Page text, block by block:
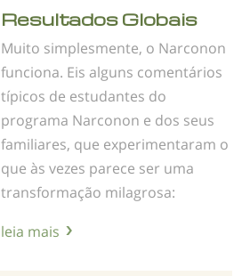
Resultados Globais
Muito simplesmente, o Narconon
funciona. Eis alguns comentários
típicos de estudantes do
programa Narconon e dos seus
familiares, que experimentaram o
que às vezes parece ser uma
transformação milagrosa:
leia mais